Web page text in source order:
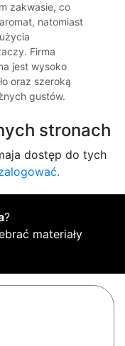
zakwasie, co
natomiast
Firma
jest wysoko
oraz szeroką
gustów.
stronach
dostęp do tych
?
materiały